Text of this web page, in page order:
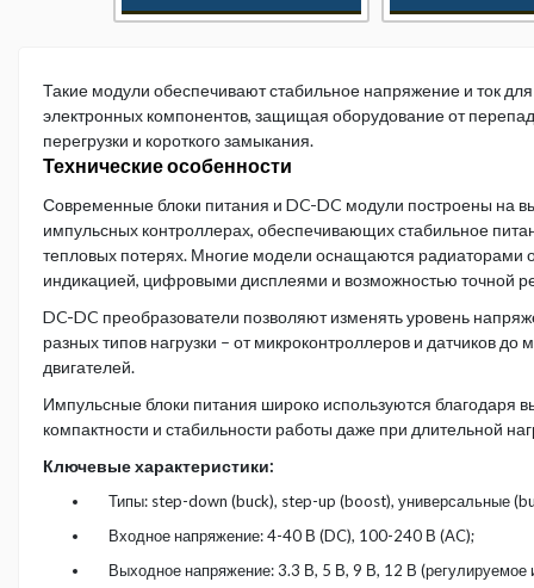
Такие модули обеспечивают стабильное напряжение и ток
электронных компонентов, защищая оборудование от
перегрузки и короткого замыкания.
Технические особенности
Современные блоки питания и DC-DC модули построены на
импульсных контроллерах, обеспечивающих стабильное
тепловых потерях. Многие модели оснащаются радиаторами
индикацией, цифровыми дисплеями и возможностью точной
DC-DC преобразователи позволяют изменять уровень
разных типов нагрузки – от микроконтроллеров и датчиков
двигателей.
Импульсные блоки питания широко используются благодаря
компактности и стабильности работы даже при длительной
Ключевые характеристики:
Типы: step-down (buck), step-up (boost), универсальные
Входное напряжение: 4-40 В (DC), 100-240 В (AC);
Выходное напряжение: 3.3 В, 5 В, 9 В, 12 В (регулируемое